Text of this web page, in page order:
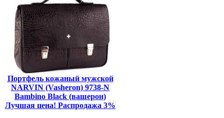
Портфель кожаный мужской
NARVIN (Vasheron) 9738-N
Bambino Black (вашерон)
Лучшая цена! Распродажа 3%